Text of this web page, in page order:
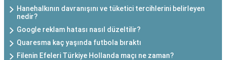
Hanehalkının davranışını ve tüketici tercihlerini belirleyen
nedir?
Google reklam hatası nasıl düzeltilir?
Quaresma kaç yaşında futbola bıraktı
Filenin Efeleri Türkiye Hollanda maçı ne zaman?